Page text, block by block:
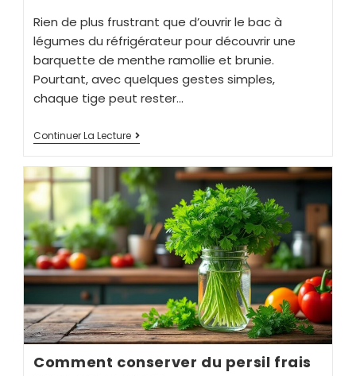
Rien de plus frustrant que d’ouvrir le bac à
légumes du réfrigérateur pour découvrir une
barquette de menthe ramollie et brunie.
Pourtant, avec quelques gestes simples,
chaque tige peut rester…
Continuer La Lecture
Comment conserver du persil frais